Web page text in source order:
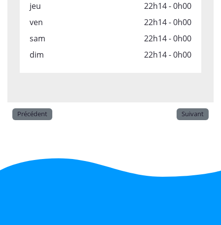
jeu
22h14 - 0h00
ven
22h14 - 0h00
sam
22h14 - 0h00
dim
22h14 - 0h00
Précédent Suivant